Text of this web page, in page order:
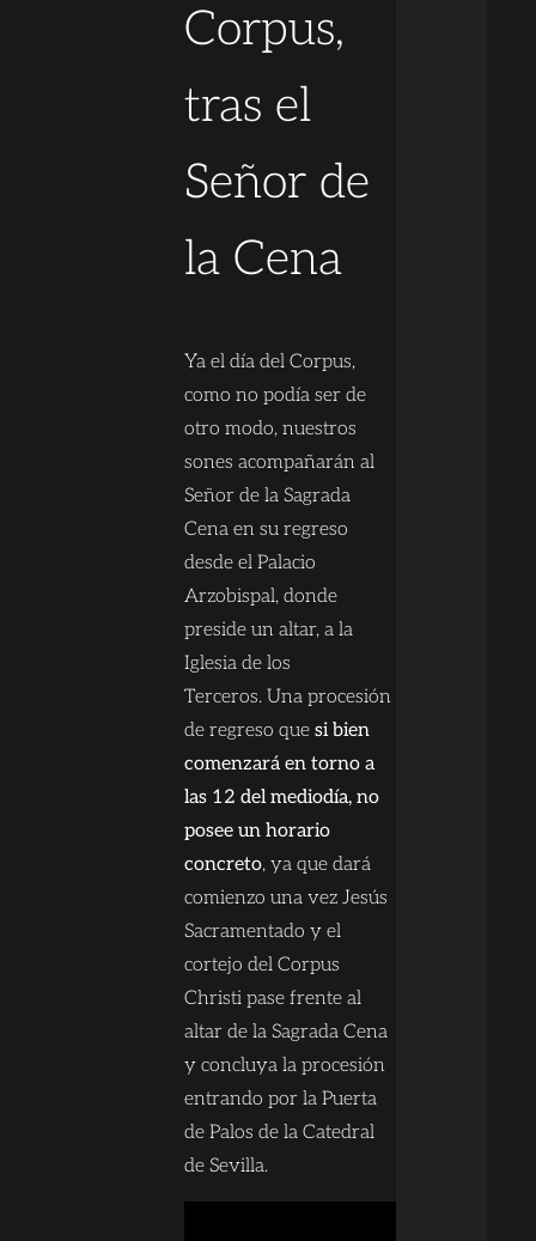
Corpus,
tras el
Señor de
la Cena
Ya el día del Corpus,
como no podía ser de
otro modo, nuestros
sones acompañarán al
Señor de la Sagrada
Cena en su regreso
desde el Palacio
Arzobispal, donde
preside un altar, a la
Iglesia de los
Terceros. Una procesión
de regreso que si bien
comenzará en torno a
las 12 del mediodía, no
posee un horario
concreto, ya que dará
comienzo una vez Jesús
Sacramentado y el
cortejo del Corpus
Christi pase frente al
altar de la Sagrada Cena
y concluya la procesión
entrando por la Puerta
de Palos de la Catedral
de Sevilla.